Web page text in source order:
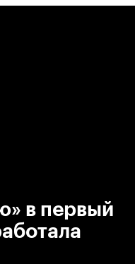
в первый